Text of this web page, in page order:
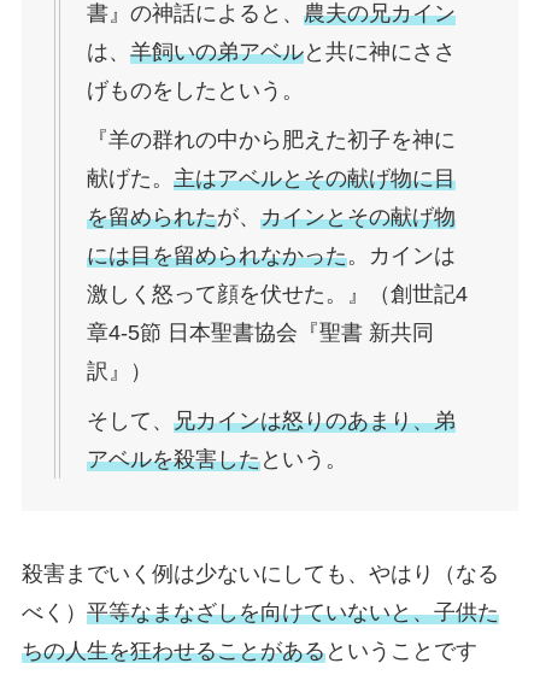
書』の神話によると、 農夫の兄カイン
は、 羊飼いの弟アベルと共に神にささ
げものをしたという。
『羊の群れの中から肥えた初子を神に
献げた。 主はアベルとその献げ物に目
を留められたが、 カインとその献げ物
には目を留められなかった。カインは
激しく怒って顔を伏せた。』（創世記4
章4-5節 日本聖書協会『聖書 新共同
訳』）
そして、 兄カインは怒りのあまり、弟
アベルを殺害したという。
殺害までいく例は少ないにしても、やはり（なる
べく） 平等なまなざしを向けていないと、子供た
ちの人生を狂わせることがあるということです